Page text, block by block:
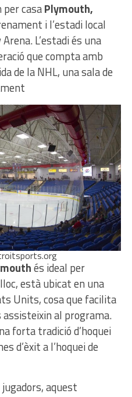
per casaPlymouth,
i l’estadi local
L’estadi és una
que compta amb
de la NHL, una sala de
és ideal per
està ubicat en una
Units, cosa que facilita
al programa.
forta tradició d’hoquei
d’èxit a l’hoquei de
aquest